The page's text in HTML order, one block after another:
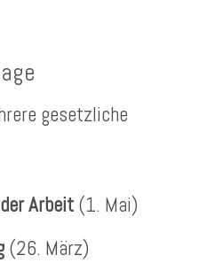
gesetzliche
Arbeit(1. Mai)
(26. März)